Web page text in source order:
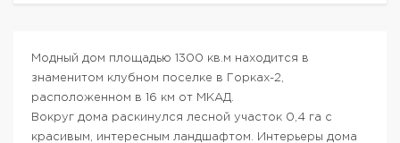
Модный дом площадью 1300 кв.м находится в
знаменитом клубном поселке в Горках-2,
расположенном в 16 км от МКАД.
Вокруг дома раскинулся лесной участок 0,4 га с
красивым, интересным ландшафтом. Интерьеры дома